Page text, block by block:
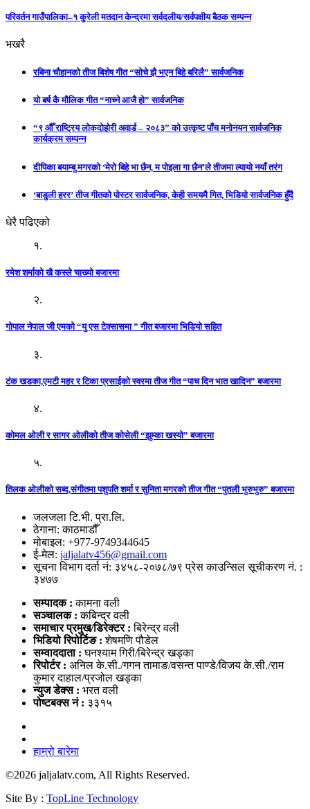
परिवर्तन गाउँपालिका–१ कुरेली मतदान केन्द्रमा सर्वदलीय/सर्वपक्षीय बैठक सम्पन्न
भखरै
रबिना चौहानको तीज बिशेष गीत “सोचे झै भएन बिहे बरिलै” सार्वजनिक
यो बर्ष कै मौलिक गीत “नाच्ने आजै हो” सार्वजनिक
“९ औँ राष्ट्रिय लोकदोहोरी अवार्ड – २०८३” को उत्कृष्ट पाँच मनोनयन सार्वजनिक
कार्यक्रम सम्पन्न
दीपिका बयाम्बु मगरको ‘मेरो बिहे भा छैन, म पोइला गा छैन’ले तीजमा ल्यायो नयाँ तरंग
‘बाडुली हरर’ तीज गीतको पोस्टर सार्वजनिक, केही समयमै गित, भिडियो सार्वजनिक हुँदै
धेरै पढिएको
१.
रमेश शर्माको खै कस्ले चाख्यो बजारमा
२.
गोपाल नेपाल जी एमको “यु एस टेक्सासमा ” गीत बजारमा भिडियो सहित
३.
टंक खडका,एमटी महर र टिका प्रसाईको स्वरमा तीज गीत “पाच दिन भात खादिन” बजारमा
४.
कोमल ओली र सागर ओलीको तीज कोसेली “झुम्का खस्यो” बजारमा
५.
तिलक ओलीको सब्द,संगीतमा पशुपति शर्मा र सुनिता मगरको तीज गीत “पुतली भुरुभुरु” बजारमा
जलजला टि.भी. प्रा.लि.
ठेगाना: काठमाडौँ
मोबाइल: +977-9749344645
ई-मेल: jaljalatv456@gmail.com
सूचना विभाग दर्ता नं: ३४५८-२०७८/७९ प्रेस काउन्सिल सूचीकरण नं. :
३४७७
सम्पादक :कामना वली
सञ्‍चालक : कबिन्द्र वली
समाचार प्रमुख/डिरेक्टर :बिरेन्द्र वली
भिडियो रिपोर्टिङ : शेषमणि पौडेल
सम्वाददाता :घनश्याम गिरी/बिरेन्द्र खड्का
रिपोर्टर : अनिल के.सी./गगन तामाङ/वसन्त पाण्डे/विजय के.सी./राम
कुमार दाहाल/प्रजोल खड्का
न्युज डेक्स : भरत वली
पोष्‍टबक्स नं : ३३१५
हाम्रो बारेमा
©2026 jaljalatv.com, All Rights Reserved.
Site By : TopLine Technology